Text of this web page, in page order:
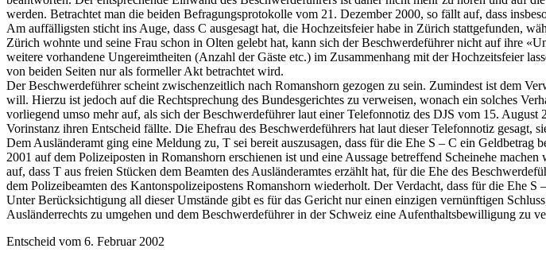
werden. Betrachtet man die beiden Befragungsprotokolle vom 21. Dezember 2000, so fällt auf, dass
Am auffälligsten sticht ins Auge, dass C ausgesagt hat, die Hochzeitsfeier habe in Zürich stattgefunden,
Zürich wohnte und seine Frau schon in Olten gelebt hat, kann sich der Beschwerdeführer nicht auf ihre
weitere vorhandene Ungereimtheiten (Anzahl der Gäste etc.) im Zusammenhang mit der Hochzeitsfeier
von beiden Seiten nur als formeller Akt betrachtet wird.
Der Beschwerdeführer scheint zwischenzeitlich nach Romanshorn gezogen zu sein. Zumindest ist dem
will. Hierzu ist jedoch auf die Rechtsprechung des Bundesgerichtes zu verweisen, wonach ein solches
vorliegend umso mehr auf, als sich der Beschwerdeführer laut einer Telefonnotiz des DJS vom 15.
Vorinstanz ihren Entscheid fällte. Die Ehefrau des Beschwerdeführers hat laut dieser Telefonnotiz gesagt,
Dem Ausländeramt ging eine Meldung zu, T sei bereit auszusagen, dass für die Ehe S – C ein
2001 auf dem Polizeiposten in Romanshorn erschienen ist und eine Aussage betreffend Scheinehe
auf, dass T aus freien Stücken dem Beamten des Ausländeramtes erzählt hat, für die Ehe des
dem Polizeibeamten des Kantonspolizeipostens Romanshorn wiederholt. Der Verdacht, dass für die Ehe
Unter Berücksichtigung all dieser Umstände gibt es für das Gericht nur einen einzigen vernünftigen
Ausländerrechts zu umgehen und dem Beschwerdeführer in der Schweiz eine Aufenthaltsbewilligung zu
Entscheid vom 6. Februar 2002